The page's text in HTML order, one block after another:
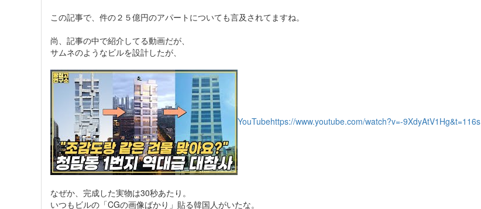
この記事で、件の２５億円のアパートについても言及されてますね。
尚、記事の中で紹介してる動画だが、
サムネのようなビルを設計したが、
YouTubehttps://www.youtube.com/watch?v=-9XdyAtV1Hg&t=116s
なぜか、完成した実物は30秒あたり。
いつもビルの「CGの画像ばかり」貼る韓国人がいたな。